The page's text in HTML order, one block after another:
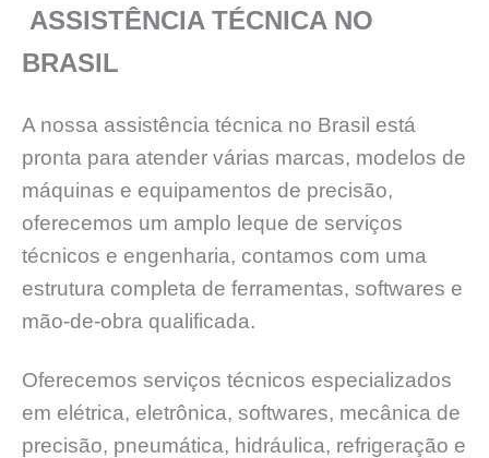
ASSISTÊNCIA TÉCNICA NO
BRASIL
A nossa assistência técnica no Brasil está
pronta para atender várias marcas, modelos de
máquinas e equipamentos de precisão,
oferecemos um amplo leque de serviços
técnicos e engenharia, contamos com uma
estrutura completa de ferramentas, softwares e
mão-de-obra qualificada.
Oferecemos serviços técnicos especializados
em elétrica, eletrônica, softwares, mecânica de
precisão, pneumática, hidráulica, refrigeração e